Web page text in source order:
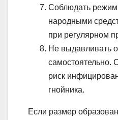
Соблюдать
народными
при регулярном
Не выдавливать
самостоятельно.
риск
гнойника.
Если размер